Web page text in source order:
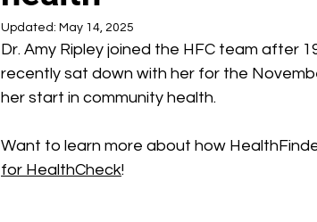
Updated: May 14, 2025
Dr. Amy Ripley joined the HFC team after
recently sat down with her for the
her start in community health.
Want to learn more about how
for HealthCheck!